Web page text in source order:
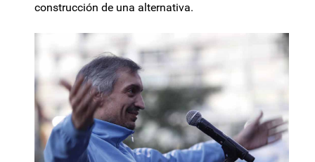
construcción de una alternativa.